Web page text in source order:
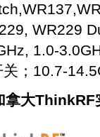
WR229
1.0-
关；10.7-
拿大ThinkRF